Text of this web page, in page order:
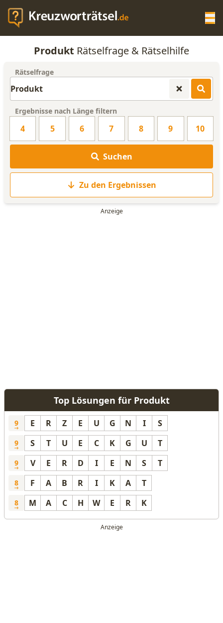
KREUZWORTRÄTSEL-HILFE
WORTLISTE
Produkt Rätselfrage & Rätselhilfe
Rätselfrage
Ergebnisse nach Länge filtern
4 5 6 7 8 9 10
Suchen
Zu den Ergebnissen
Top Lösungen für Produkt
9 E R Z E U G N I S
9 S T U E C K G U T
9 V E R D I E N S T
8 F A B R I K A T
8 M A C H W E R K